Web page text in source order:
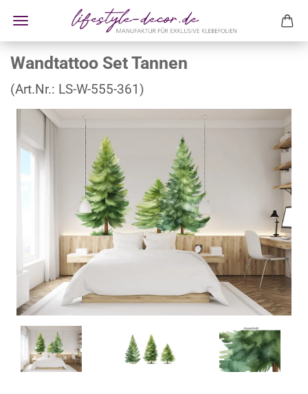
Wandtattoo Set Tannen
(Art.Nr.: LS-W-555-361)